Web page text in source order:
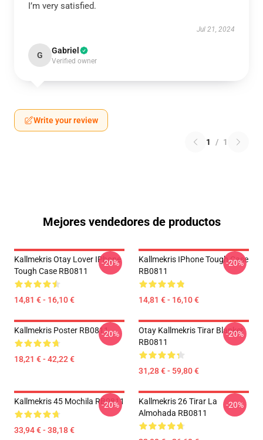
I’m very satisfied.
Jul 21, 2024
G Gabriel
Verified owner
Write your review
1 / 1
Mejores vendedores de productos
Kallmekris Otay Lover IPhone
Tough Case RB0811
14,81 € - 16,10 €
-20%
Kallmekris IPhone Tough Case
RB0811
14,81 € - 16,10 €
-20%
Kallmekris Poster RB0811
18,21 € - 42,22 €
-20%
Otay Kallmekris Tirar Blanket
RB0811
31,28 € - 59,80 €
-20%
Kallmekris 45 Mochila RB0811
33,94 € - 38,18 €
-20%
Kallmekris 26 Tirar La
Almohada RB0811
-20%